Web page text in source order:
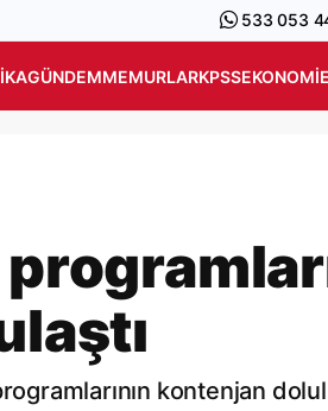
533 053
GÜNDEMMEMURLARKPSSEKONOMI
kontenjan